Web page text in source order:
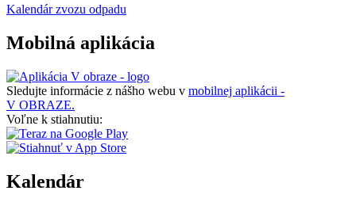
Kalendár zvozu odpadu
Mobilná aplikácia
Sledujte informácie z nášho webu v mobilnej aplikácii -
V OBRAZE.
Voľne k stiahnutiu:
Kalendár